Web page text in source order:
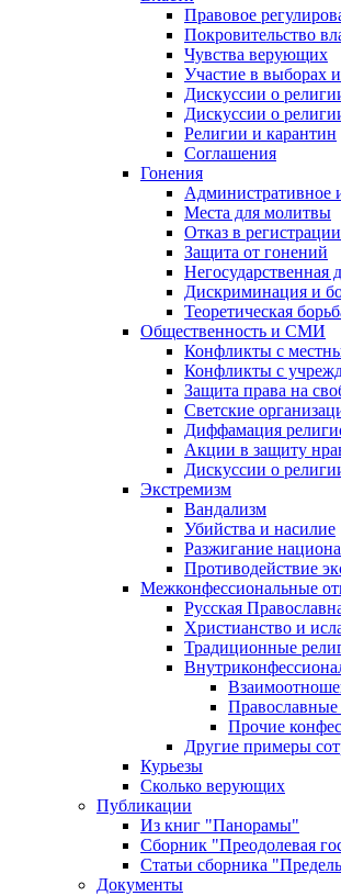
Правовое
Покровительство
Чувства верующих
Участие в выборах
Дискуссии о
Дискуссии о
Религии и карантин
Соглашения
Гонения
Административное
Места для молитвы
Отказ в
Защита от гонений
Негосударственная
Дискриминация и
Теоретическая
Общественность и СМИ
Конфликты с
Конфликты с
Защита права на
Светские
Диффамация
Акции в защиту
Дискуссии о
Экстремизм
Вандализм
Убийства и насилие
Разжигание
Противодействие
Межконфессиональные
Русская
Христианство и
Традиционные
Прочие
Другие примеры
Курьезы
Сколько верующих
Публикации
Из книг "Панорамы"
Сборник "Преодолевая
Статьи сборника
Документы